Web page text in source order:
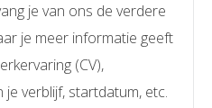
je van ons de verdere
je meer informatie geeft
(CV),
verblijf, startdatum, etc.